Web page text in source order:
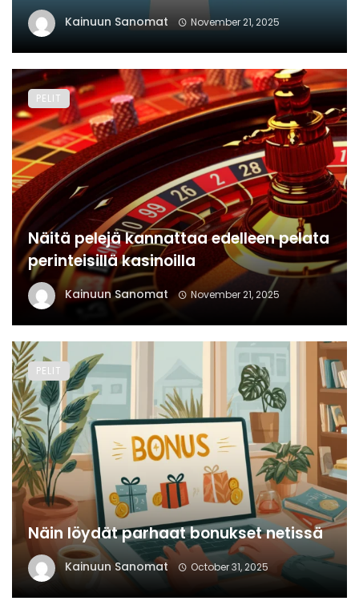
Kainuun Sanomat November 21, 2025
Näitä pelejä kannattaa edelleen pelata
perinteisillä kasinoilla
Kainuun Sanomat November 21, 2025
PELIT
Näin löydät parhaat bonukset netissä
Kainuun Sanomat October 31, 2025
PELIT